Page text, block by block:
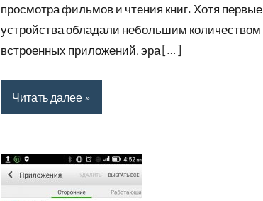
просмотра фильмов и чтения книг. Хотя первые
устройства обладали небольшим количеством
встроенных приложений, эра […]
Читать далее